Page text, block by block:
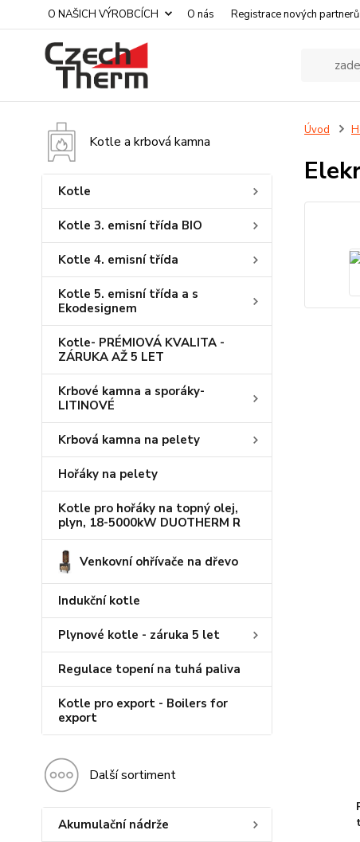
O NAŠICH VÝROBCÍCH O nás Registrace nových partnerů
Kotle a krbová kamna
Kotle
Kotle 3. emisní třída BIO
Kotle 4. emisní třída
Kotle 5. emisní třída a s
Ekodesignem
Kotle- PRÉMIOVÁ KVALITA -
ZÁRUKA AŽ 5 LET
Krbové kamna a sporáky-
LITINOVÉ
Krbová kamna na pelety
Hořáky na pelety
Kotle pro hořáky na topný olej,
plyn, 18-5000kW DUOTHERM R
Venkovní ohřívače na dřevo
Indukční kotle
Plynové kotle - záruka 5 let
Regulace topení na tuhá paliva
Kotle pro export - Boilers for
export
Další sortiment
Akumulační nádrže
Úvod